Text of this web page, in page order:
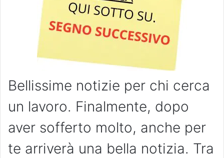
Bellissime notizie per chi cerca
un lavoro. Finalmente, dopo
aver sofferto molto, anche per
te arriverà una bella notizia. Tra